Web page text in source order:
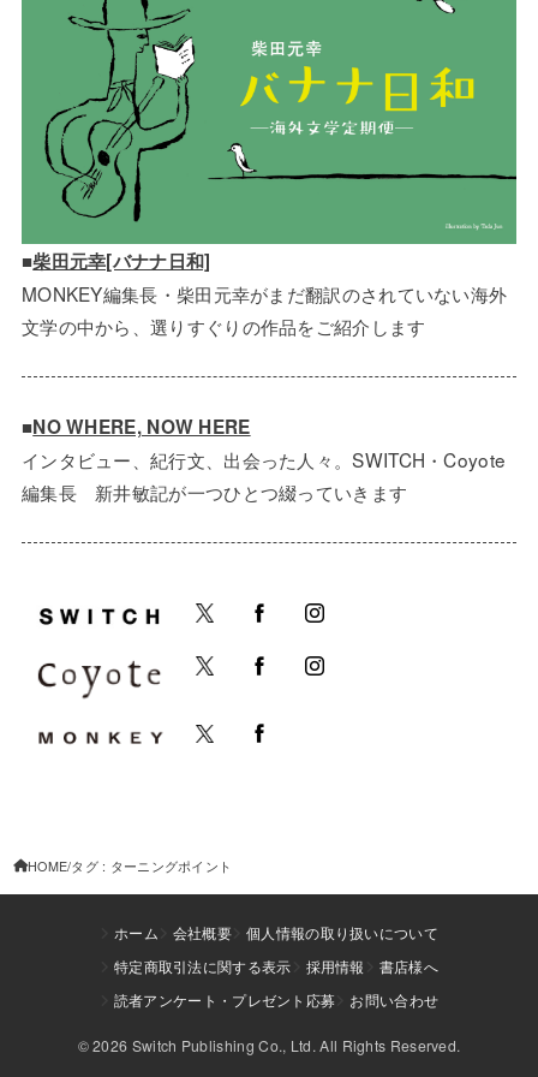
■柴田元幸[バナナ日和]
MONKEY編集長・柴田元幸がまだ翻訳のされていない海外
文学の中から、選りすぐりの作品をご紹介します
■NO WHERE, NOW HERE
インタビュー、紀行文、出会った人々。SWITCH・Coyote
編集長 新井敏記が一つひとつ綴っていきます
HOME タグ : ターニングポイント
ホーム 会社概要
個人情報の取り扱いについて
特定商取引法に関する表示
採用情報
書店様へ
読者アンケート・プレゼント応募
お問い合わせ
© 2026 Switch Publishing Co., Ltd. All Rights Reserved.